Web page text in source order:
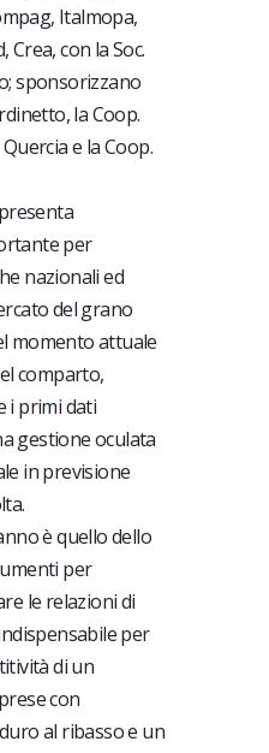
Italmopa,
con la Soc.
sponsorizzano
la Coop.
e la Coop.
per
nazionali ed
del grano
momento attuale
comparto,
i primi dati
gestione oculata
in previsione
è quello dello
per
le relazioni di
per
di un
con
al ribasso e un